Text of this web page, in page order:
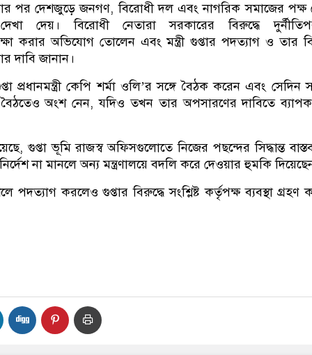
পর দেশজুড়ে জনগণ, বিরোধী দল এবং নাগরিক সমাজের পক্ষ
দেখা দেয়। বিরোধী নেতারা সরকারের বিরুদ্ধে
করার অভিযোগ তোলেন এবং মন্ত্রী গুপ্তার পদত্যাগ ও তার
দাবি জানান।
প্রধানমন্ত্রী কেপি শর্মা ওলি’র সঙ্গে বৈঠক করেন এবং সেদিন
বৈঠতেও অংশ নেন, যদিও তখন তার অপসারণের দাবিতে
গুপ্তা ভূমি রাজস্ব অফিসগুলোতে নিজের পছন্দের সিদ্ধান্ত
না মানলে অন্য মন্ত্রণালয়ে বদলি করে দেওয়ার হুমকি
পদত্যাগ করলেও গুপ্তার বিরুদ্ধে সংশ্লিষ্ট কর্তৃপক্ষ ব্যবস্থা গ্রহণ